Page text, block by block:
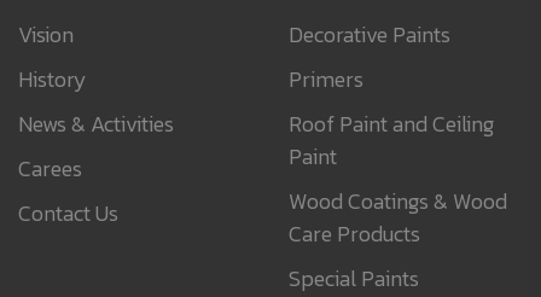
Vision
History
News & Activities
Carees
Contact Us
Decorative Paints
Primers
Roof Paint and Ceiling
Paint
Wood Coatings & Wood
Care Products
Special Paints